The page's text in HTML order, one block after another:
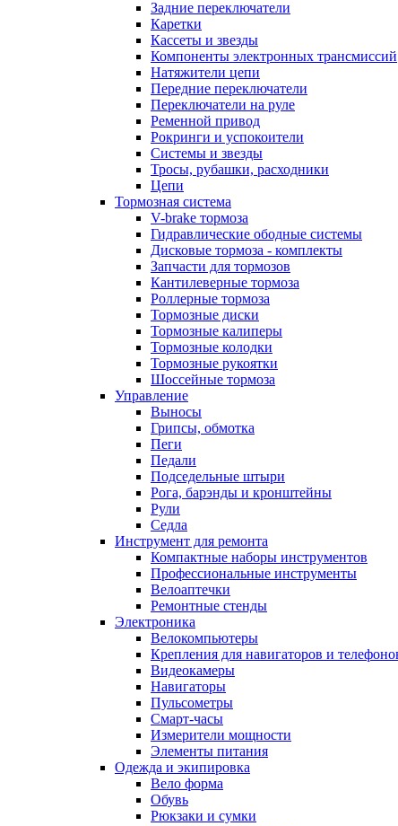
Задние переключатели
Каретки
Кассеты и звезды
Компоненты электронных трансмиссий
Натяжители цепи
Передние переключатели
Переключатели на руле
Ременной привод
Рокринги и успокоители
Системы и звезды
Тросы, рубашки, расходники
Цепи
Тормозная система
V-brake тормоза
Гидравлические ободные системы
Дисковые тормоза - комплекты
Запчасти для тормозов
Кантилеверные тормоза
Роллерные тормоза
Тормозные диски
Тормозные калиперы
Тормозные колодки
Тормозные рукоятки
Шоссейные тормоза
Управление
Выносы
Грипсы, обмотка
Пеги
Педали
Подседельные штыри
Рога, барэнды и кронштейны
Рули
Седла
Инструмент для ремонта
Компактные наборы инструментов
Профессиональные инструменты
Велоаптечки
Ремонтные стенды
Электроника
Велокомпьютеры
Крепления для навигаторов и
Видеокамеры
Навигаторы
Пульсометры
Смарт-часы
Измерители мощности
Элементы питания
Одежда и экипировка
Вело форма
Обувь
Рюкзаки и сумки